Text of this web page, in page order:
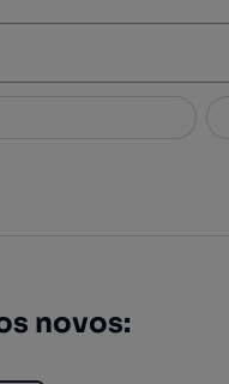
novos: